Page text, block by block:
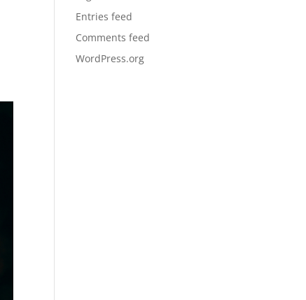
Entries feed
Comments feed
WordPress.org